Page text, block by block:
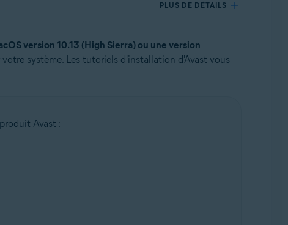
PLUS DE DÉTAILS
version 10.13 (High Sierra) ou une version
système. Les tutoriels d'installation d'Avast vous
Avast :